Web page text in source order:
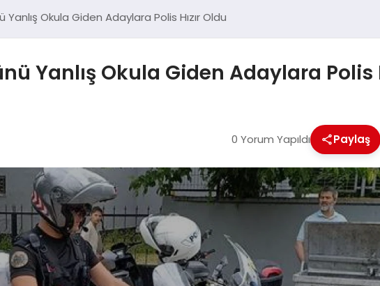
Yanlış Okula Giden Adaylara Polis Hızır Oldu
Yanlış Okula Giden Adaylara Polis
0 Yorum Yapıldı Paylaş